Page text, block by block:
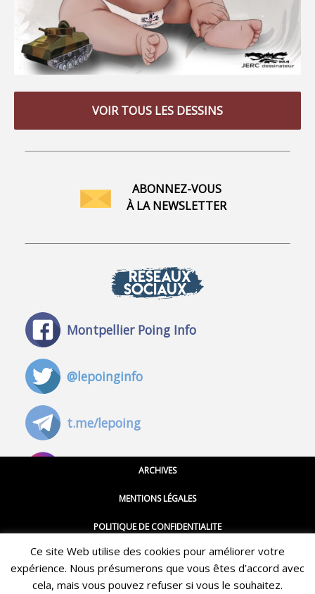
VOIR TOUS LES DESSINS
ABONNEZ-VOUS
À LA NEWSLETTER
RÉSEAUX
SOCIAUX
Montpellier Poing Info
@lepoinginfo
t.me/lepoing
@montpellierpoinginfo
@LePoingMontpellier
ARCHIVES
MENTIONS LÉGALES
POLITIQUE DE CONFIDENTIALITE
CGU
CONTACT
Restez informé·e des dernières actualités du Poing !
Ce site Web utilise des cookies pour améliorer votre
expérience. Nous présumerons que vous êtes d’accord avec
cela, mais vous pouvez refuser si vous le souhaitez.